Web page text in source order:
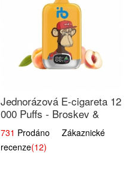
Jednorázová E-cigareta 12
000 Puffs - Broskev &
Ovocná Šťáva
731 Prodáno Zákaznické
recenze(12)